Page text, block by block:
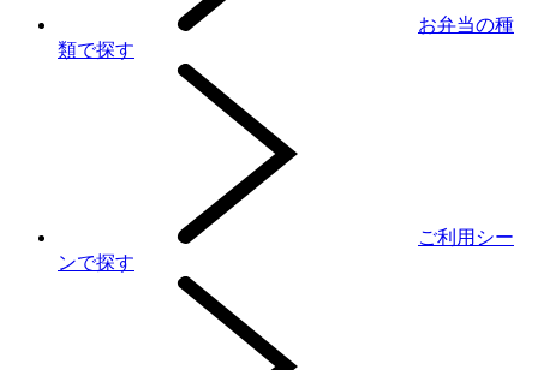
お弁当の種
類で探す
ご利用シー
ンで探す